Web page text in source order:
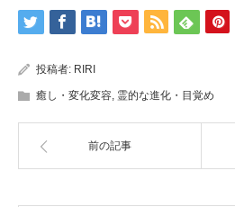
投稿者: RIRI
癒し・変化変容, 霊的な進化・目覚め
前の記事